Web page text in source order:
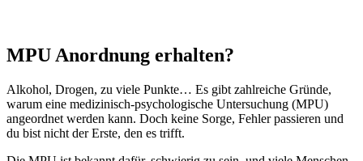
MPU Anordnung erhalten?
Alkohol, Drogen, zu viele Punkte… Es gibt zahlreiche Gründe,
warum eine medizinisch-psychologische Untersuchung (MPU)
angeordnet werden kann. Doch keine Sorge, Fehler passieren und
du bist nicht der Erste, den es trifft.